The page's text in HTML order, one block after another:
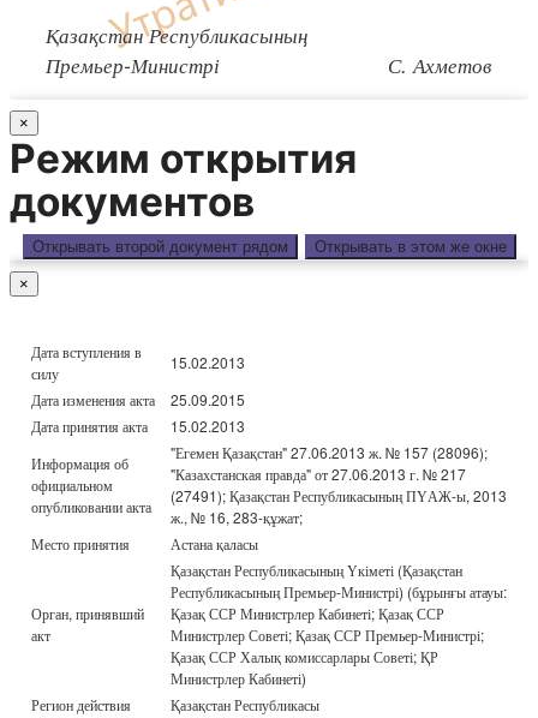
Қазақстан Республикасының
Премьер-Министрі С. Ахметов
×
Режим открытия
документов
Открывать второй документ рядом Открывать в этом же окне
×
Дата вступления в
силу
15.02.2013
Дата изменения акта
25.09.2015
Дата принятия акта
15.02.2013
Информация об
официальном
опубликовании акта
"Егемен Қазақстан" 27.06.2013 ж. № 157 (28096);
"Казахстанская правда" от 27.06.2013 г. № 217
(27491); Қазақстан Республикасының ПҮАЖ-ы, 2013
ж., № 16, 283-құжат;
Место принятия
Астана қаласы
Орган, принявший
акт
Қазақстан Республикасының Үкіметі (Қазақстан
Республикасының Премьер-Министрі) (бұрынғы атауы:
Қазақ ССР Министрлер Кабинеті; Қазақ ССР
Министрлер Советі; Қазақ ССР Премьер-Министрі;
Қазақ ССР Халық комиссарлары Советі; ҚР
Министрлер Кабинеті)
Регион действия
Қазақстан Республикасы